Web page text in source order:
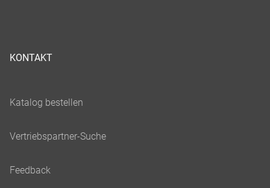
KONTAKT